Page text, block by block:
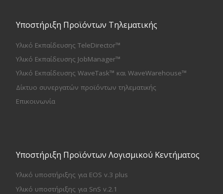
Υποστήριξη Προϊόντων Τηλεματικής
Υλικό Εκπαίδευσης TeleDirector™
Υλικό Εκπαίδευσης JobManager™
Υλικό Εκπαίδευσης WaveTask™ και WaveWarehouse™
Δίκτυο συνεργατών προϊόντων τηλεματικής
Επικοινωνία
Υποστήριξη Προϊόντων Λογισμικού Κεντήματος
Υλικό υποστήριξης για EOS v.3 plus
Υλικό υποστήριξης για SnS v.2.1